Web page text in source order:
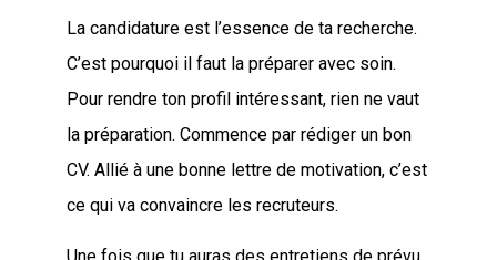
La candidature est l’essence de ta recherche.
C’est pourquoi il faut la préparer avec soin.
Pour rendre ton profil intéressant, rien ne vaut
la préparation. Commence par rédiger un bon
CV. Allié à une bonne lettre de motivation, c’est
ce qui va convaincre les recruteurs.